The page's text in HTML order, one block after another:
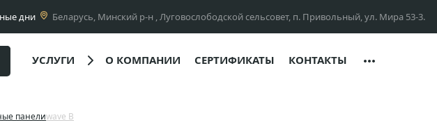
дни Беларусь, Минский р-н , Луговослободской сельсовет, п. Привольный, ул. Мира 53-3.
УСЛУГИ О КОМПАНИИ СЕРТИФИКАТЫ КОНТАКТЫ
панелиwave B